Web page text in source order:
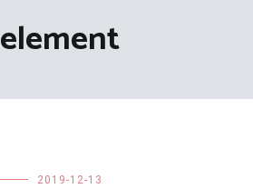
element
2019-12-13